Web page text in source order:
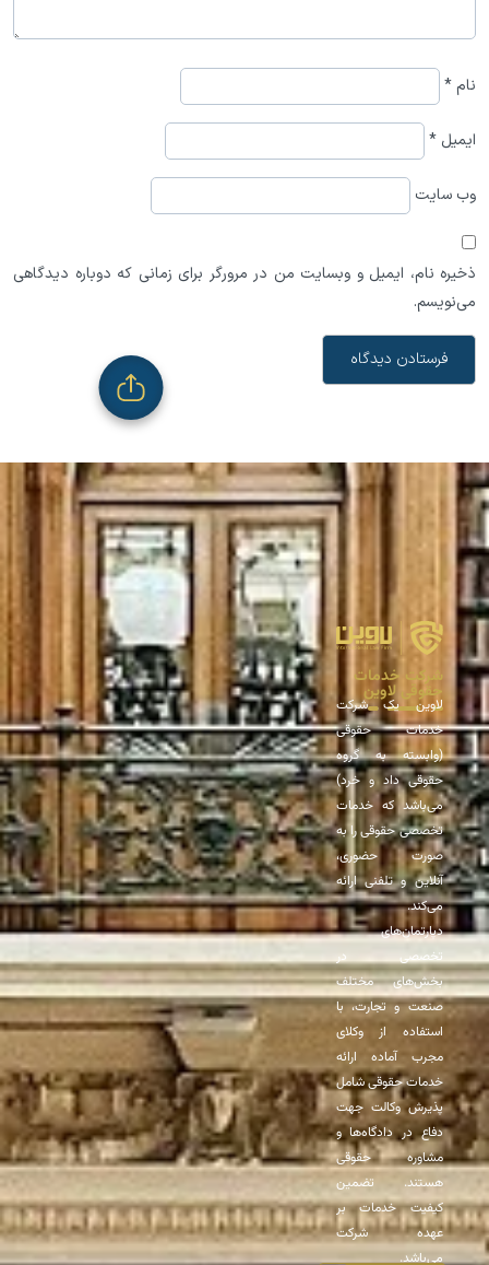
نام *
ایمیل *
وب‌ سایت
ذخیره نام، ایمیل و وبسایت من در مرورگر برای زمانی که دوباره دیدگاهی
می‌نویسم.
شرکت خدمات
حقوقی لاوین
لاوین یک شرکت
خدمات حقوقی
(وابسته به گروه
حقوقی داد و خرد)
می‌باشد که خدمات
تخصصی حقوقی را به
صورت حضوری،
آنلاین و تلفنی ارائه
می‌کند.
دپارتمان‌های
تخصصی در
بخش‌های مختلف
صنعت و تجارت، با
استفاده از وکلای
مجرب آماده ارائه
خدمات حقوقی شامل
پذیرش وکالت جهت
دفاع در دادگاه‌ها و
مشاوره حقوقی
هستند. تضمین
کیفیت خدمات بر
عهده شرکت
می‌باشد.